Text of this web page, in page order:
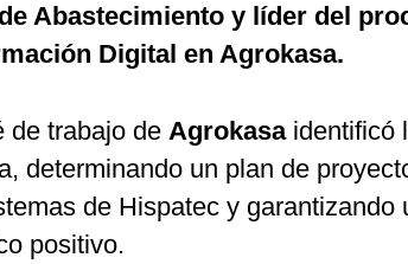
Abastecimiento y líder del
Digital en Agrokasa.
de trabajo de Agrokasaidentificó
determinando un plan de
de Hispatec y garantizando
positivo.